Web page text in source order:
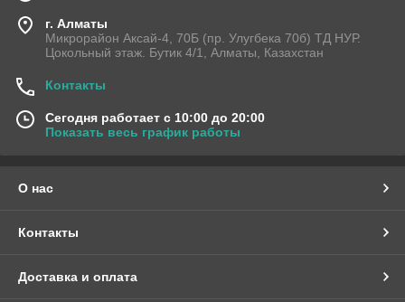
г. Алматы
Микрорайон Аксай-4, 70Б (пр. Улугбека 70б) ТД НУР.
Цокольный этаж. Бутик 4/1, Алматы, Казахстан
Контакты
Сегодня работает с 10:00 до 20:00
Показать весь график работы
О нас
Контакты
Доставка и оплата